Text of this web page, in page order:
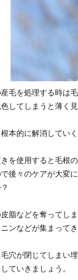
毛を処理する時は
してしまうと薄く見
本的に解消してい
を使用すると毛根
後々のケアが大変
脂などを奪ってし
ニンなどが集まって
毛穴が閉じてしまい
ていきましょう。